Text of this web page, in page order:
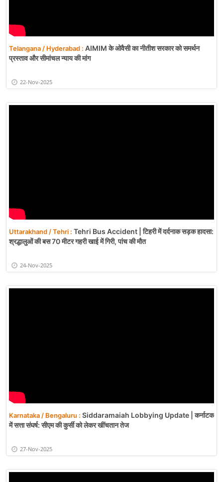
Telangana / Hyderabad : AIMIM के ओवैसी का नीतीश सरकार को समर्थन
प्रस्ताव और सीमांचल न्याय की मांग
22-Nov-2025
Uttarakhand / Tehri : Tehri Bus Accident | टिहरी में दर्दनाक सड़क हादसा:
श्रद्धालुओं की बस 70 मीटर गहरी खाई में गिरी, पांच की मौत
24-Nov-2025
Karnataka / Bengaluru : Siddaramaiah Lobbying Update | कर्नाटक
में सत्ता संघर्ष: सीएम की कुर्सी को लेकर खींचतान तेज
27-Nov-2025